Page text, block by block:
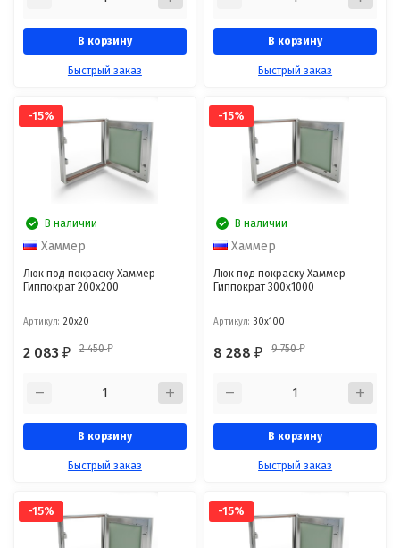
В корзину
Быстрый заказ
В корзину
Быстрый заказ
-15%
В наличии
Хаммер
Люк под покраску Хаммер
Гиппократ 200х200
Артикул: 20x20
2 083₽ 2 450₽
В корзину
Быстрый заказ
-15%
В наличии
Хаммер
Люк под покраску Хаммер
Гиппократ 300x1000
Артикул: 30x100
8 288₽ 9 750₽
В корзину
Быстрый заказ
-15% -15%